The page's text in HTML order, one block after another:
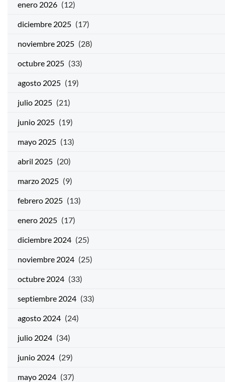
enero 2026 (12)
diciembre 2025 (17)
noviembre 2025 (28)
octubre 2025 (33)
agosto 2025 (19)
julio 2025 (21)
junio 2025 (19)
mayo 2025 (13)
abril 2025 (20)
marzo 2025 (9)
febrero 2025 (13)
enero 2025 (17)
diciembre 2024 (25)
noviembre 2024 (25)
octubre 2024 (33)
septiembre 2024 (33)
agosto 2024 (24)
julio 2024 (34)
junio 2024 (29)
mayo 2024 (37)